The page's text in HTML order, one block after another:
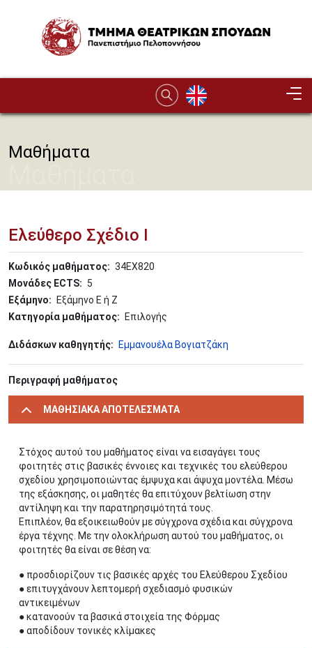
Image
Μαθήματα
Ελεύθερο Σχέδιο Ι
Κωδικός μαθήματος
34ΕΧ820
Μονάδες ECTS
5
Εξάμηνο
Εξάμηνο Ε ή Ζ
Κατηγορία μαθήματος
Επιλογής
Διδάσκων καθηγητής Εμμανουέλα Βογιατζάκη
Περιγραφή μαθήματος
ΜΑΘΗΣΙΑΚΑ ΑΠΟΤΕΛΕΣΜΑΤΑ
Στόχος αυτού του μαθήματος είναι να εισαγάγει τους
φοιτητές στις βασικές έννοιες και τεχνικές του ελεύθερου
σχεδίου χρησιμοποιώντας έμψυχα και άψυχα μοντέλα. Μέσω
της εξάσκησης, οι μαθητές θα επιτύχουν βελτίωση στην
αντίληψη και την παρατηρησιμότητά τους.
Επιπλέον, θα εξοικειωθούν με σύγχρονα σχέδια και σύγχρονα
έργα τέχνης. Με την ολοκλήρωση αυτού του μαθήματος, οι
φοιτητές θα είναι σε θέση να:
● προσδιορίζουν τις βασικές αρχές του Ελεύθερου Σχεδίου
● επιτυγχάνουν λεπτομερή σχεδιασμό φυσικών
αντικειμένων
● κατανοούν τα βασικά στοιχεία της Φόρμας
● αποδίδουν τονικές κλίμακες